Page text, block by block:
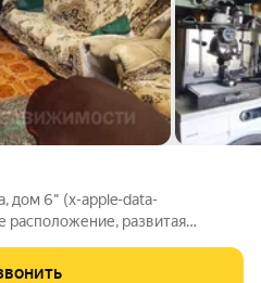
дом 6" (x-apple-data-
развитая
в удобное время!Продается